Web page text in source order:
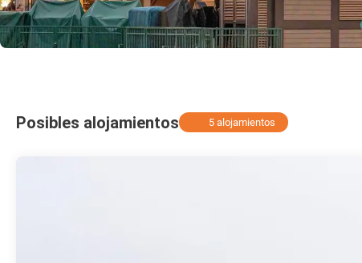
Posibles alojamientos 5 alojamientos